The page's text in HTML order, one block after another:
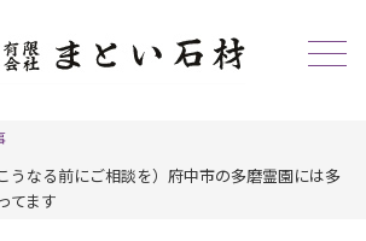
メニュー
うなる前にご相談を）府中市の多磨霊園には多
てます